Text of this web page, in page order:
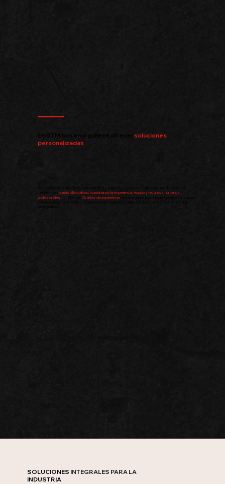
En GTM nos enorgullece ofrecer soluciones
personalizadas
la más alta calidad, combinando la experiencia, equipo y recursos humanos
profesionales.
25 años de experiencianos respaldan para brindar servicios integrales
SOLUCIONES INTEGRALES PARA LA
INDUSTRIA